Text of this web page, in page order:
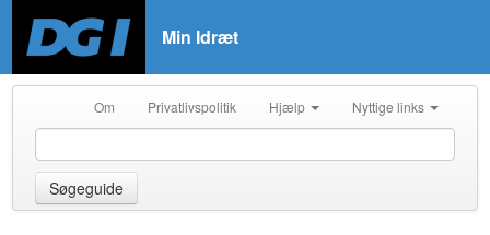
Min Idræt
Om Privatlivspolitik Hjælp Nyttige links
Søgeguide